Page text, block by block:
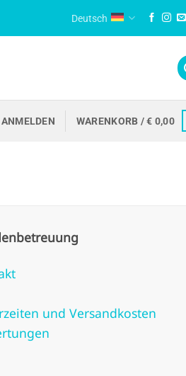
Deutsch
ANMELDEN WARENKORB /€ 0,00
und Versandkosten